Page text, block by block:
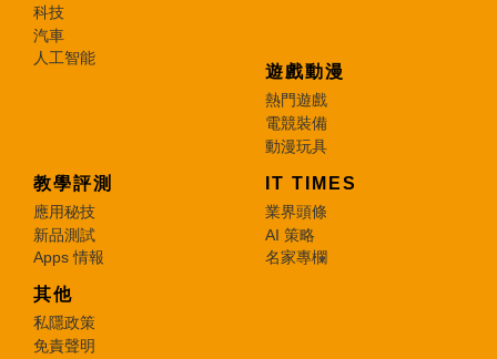
科技
汽車
人工智能
遊戲動漫
熱門遊戲
電競裝備
動漫玩具
教學評測
應用秘技
新品測試
Apps 情報
IT TIMES
業界頭條
AI 策略
名家專欄
其他
私隱政策
免責聲明